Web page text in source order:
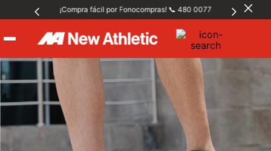
¡Compra fácil por Fonocompras! 📞 480 0077
Hombre
Mujer